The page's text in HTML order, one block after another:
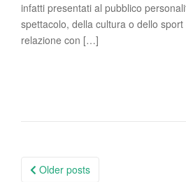
infatti presentati al pubblico
spettacolo, della cultura o dello
relazione con […]
Posts
Older posts